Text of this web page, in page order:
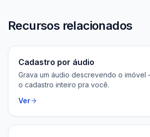
Recursos relacionados
Cadastro por áudio
Grava um áudio descrevendo o imóvel
o cadastro inteiro pra você.
Ver